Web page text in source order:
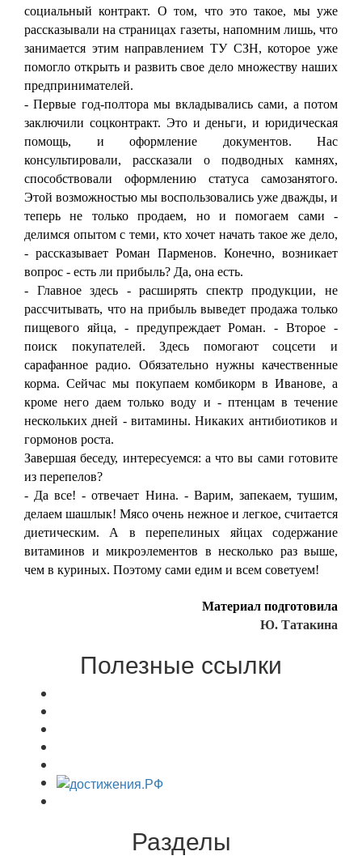
социальный контракт. О том, что это такое, мы уже
рассказывали на страницах газеты, напомним лишь, что
занимается этим направлением ТУ СЗН, которое уже
помогло открыть и развить свое дело множеству наших
предпринимателей.
- Первые год-полтора мы вкладывались сами, а потом
заключили соцконтракт. Это и деньги, и юридическая
помощь, и оформление документов. Нас
консультировали, рассказали о подводных камнях,
способствовали оформлению статуса самозанятого.
Этой возможностью мы воспользовались уже дважды, и
теперь не только продаем, но и помогаем сами -
делимся опытом с теми, кто хочет начать такое же дело,
- рассказывает Роман Парменов. Конечно, возникает
вопрос - есть ли прибыль? Да, она есть.
- Главное здесь - расширять спектр продукции, не
рассчитывать, что на прибыль выведет продажа только
пищевого яйца, - предупреждает Роман. - Второе -
поиск покупателей. Здесь помогают соцсети и
сарафанное радио. Обязательно нужны качественные
корма. Сейчас мы покупаем комбикорм в Иванове, а
кроме него даем только воду и - птенцам в течение
нескольких дней - витамины. Никаких антибиотиков и
гормонов роста.
Завершая беседу, интересуемся: а что вы сами готовите
из перепелов?
- Да все! - отвечает Нина. - Варим, запекаем, тушим,
делаем шашлык! Мясо очень нежное и легкое, считается
диетическим. А в перепелиных яйцах содержание
витаминов и микроэлементов в несколько раз выше,
чем в куриных. Поэтому сами едим и всем советуем!
Материал подготовила
Ю. Татакина
Полезные ссылки
Разделы